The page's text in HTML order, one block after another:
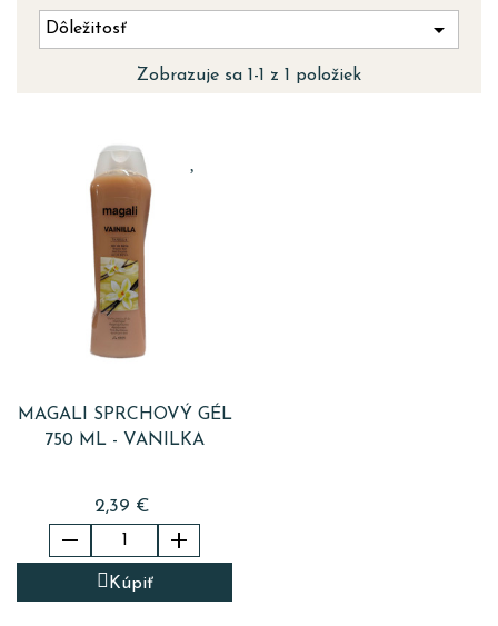
Dôležitosť 
Zobrazuje sa 1-1 z 1 položiek
MAGALI SPRCHOVÝ GÉL
750 ML - VANILKA
2,39 €
 
Kúpiť